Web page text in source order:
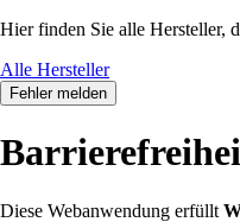
Hier finden Sie alle Hersteller,
Alle Hersteller
Fehler melden
Diese Webanwendung erfüllt